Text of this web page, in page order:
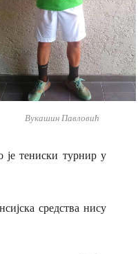
Вукашин Павловић
је тениски турнир у
средства нису